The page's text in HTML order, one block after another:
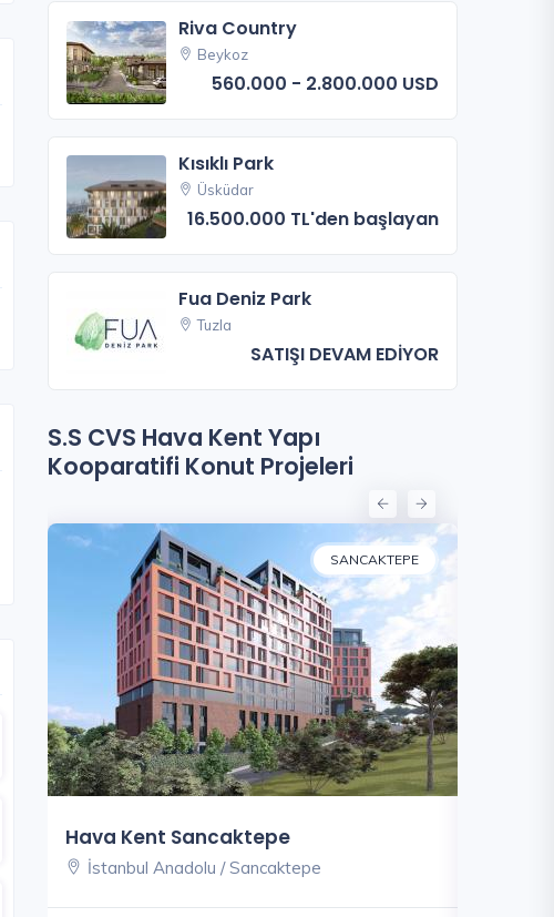
Riva Country
Beykoz
560.000 - 2.800.000 USD
Kısıklı Park
Üsküdar
16.500.000 TL'den başlayan
Fua Deniz Park
Tuzla
SATIŞI DEVAM EDİYOR
S.S CVS Hava Kent Yapı
Kooparatifi Konut Projeleri
SANCAKTEPE
Hava Kent Sancaktepe
İstanbul Anadolu / Sancaktepe